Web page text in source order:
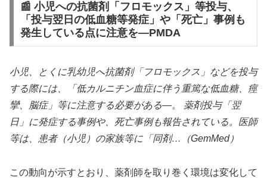
📰 小児への抗菌剤「フロモックス」等投与、
「投与翌日の低血糖等発症」や「死亡」事例も
発生している点に注意を―PMDA
小児、とくに乳幼児へ抗菌剤「フロモックス」などを投与
する際には、「低カルニチン血症に伴う重篤な低血糖、痙
攣、脳症」等に注意する必要がある—。 薬剤投与「翌
日」に発症する事例や、死亡事例も報告されている。医師
等は、患者（小児）の家族等に「同剤…（GemMed）
この動向が示すとおり、薬剤師を取り巻く環境は変化して